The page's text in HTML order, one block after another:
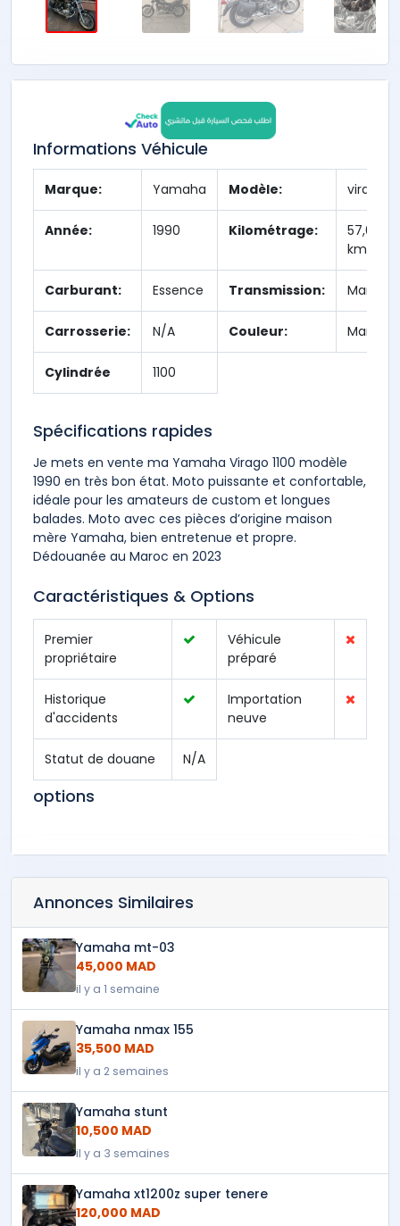
Informations Véhicule
Marque: Yamaha Modèle: virago
Année: 1990 Kilométrage:
57,000
km
Carburant: Essence Transmission:
Carrosserie: N/A Couleur: Marron
Cylindrée 1100
Spécifications rapides
Je mets en vente ma Yamaha Virago 1100 modèle
1990 en très bon état. Moto puissante et confortable,
idéale pour les amateurs de custom et longues
balades. Moto avec ces pièces d’origine maison
mère Yamaha, bien entretenue et propre.
Dédouanée au Maroc en 2023
Caractéristiques & Options
Premier
propriétaire
Véhicule
préparé
Historique
d'accidents
Importation
neuve
Statut de douane N/A
options
Annonces Similaires
Yamaha mt-03
45,000 MAD
il y a 1 semaine
Yamaha nmax 155
35,500 MAD
il y a 2 semaines
Yamaha stunt
10,500 MAD
il y a 3 semaines
Yamaha xt1200z super tenere
120,000 MAD